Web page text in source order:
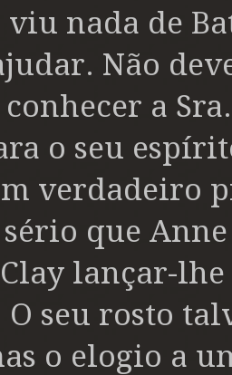
nada de
Não
a
o seu
verdadeiro
que
lançar-
seu rosto
o elogio a